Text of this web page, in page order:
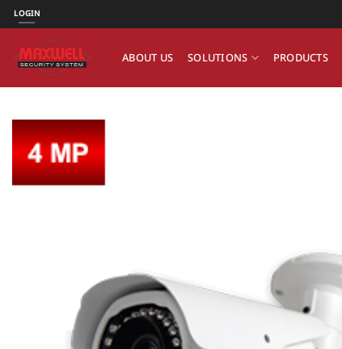
ข้าม
ไป
เนื้อหา
LOGIN
ABOUT US SOLUTIONS PRODUCTS